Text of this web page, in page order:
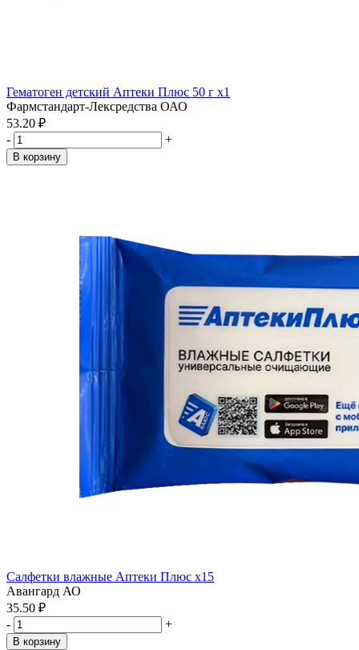
Гематоген детский Аптеки Плюс 50 г x1
Фармстандарт-Лексредства ОАО
53.20 ₽
-
+
В корзину
Салфетки влажные Аптеки Плюс x15
Авангард АО
35.50 ₽
-
+
В корзину